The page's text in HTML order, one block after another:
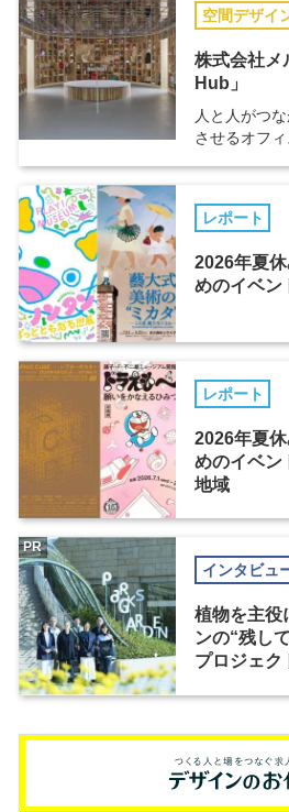
空間デザイ
株式会社
Hub」
人と人がつ
させるオフィ
レポート
2026年夏
めのイベン
レポート
2026年夏
めのイベン
地域
インタビュ
植物を主役
ンの“残し
プロジェク
PR